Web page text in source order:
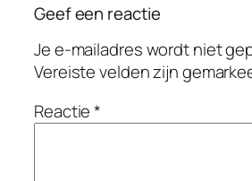
Geef een reactie
Je e-mailadres wordt niet
Vereiste velden zijn
Reactie*